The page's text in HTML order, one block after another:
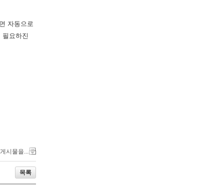
자동으로
요하진
시물을...
목록